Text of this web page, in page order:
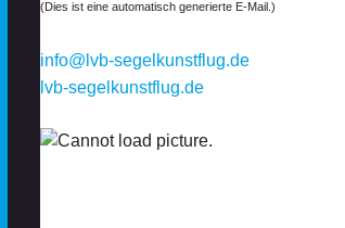
(Dies ist eine automatisch generierte E-Mail.)
info@lvb-segelkunstflug.de
lvb-segelkunstflug.de